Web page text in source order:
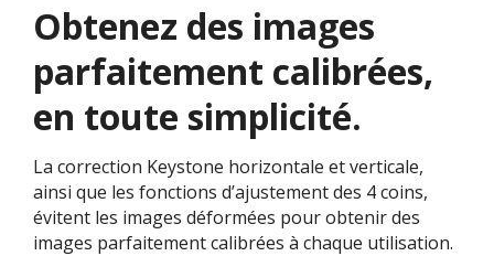
Obtenez ​​des images
parfaitement calibrées,
en toute simplicité.​
La correction Keystone horizontale et verticale,
ainsi que les fonctions d’ajustement des 4 coins,
évitent les images déformées pour obtenir des
images parfaitement calibrées à chaque utilisation.